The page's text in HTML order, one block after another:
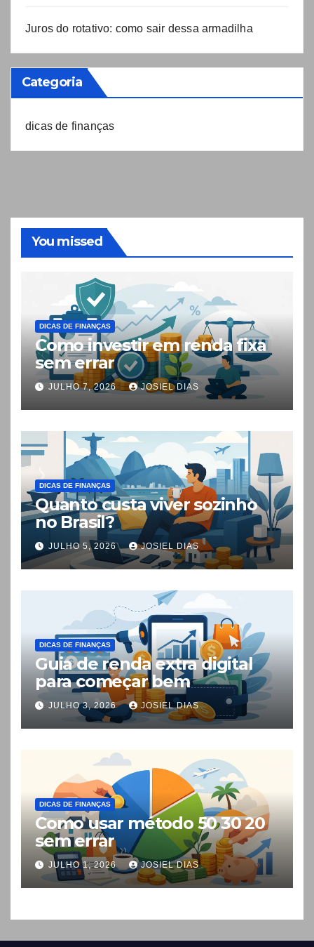
Juros do rotativo: como sair dessa armadilha
Categoria
dicas de finanças
You missed
DICAS DE FINANÇAS
Como investir em renda fixa
sem errar
JULHO 7, 2026 JOSIEL DIAS
DICAS DE FINANÇAS
Quanto custa viver sozinho
no Brasil?
JULHO 5, 2026 JOSIEL DIAS
DICAS DE FINANÇAS
Guia de renda extra digital
para começar bem
JULHO 3, 2026 JOSIEL DIAS
DICAS DE FINANÇAS
Como usar método 50 30 20
sem errar
JULHO 1, 2026 JOSIEL DIAS